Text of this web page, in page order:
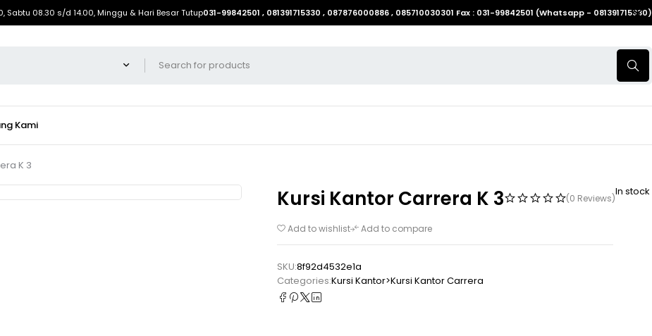
Sabtu 08.30 s/d 14.00, Minggu & Hari Besar Tutup031-99842501 , 081391715330 , 087876000886 , 085710030301 Fax : 031-99842501 (Whatsapp - 081391715330)
Kami
K 3
Kursi Kantor Carrera K 3 (0 Reviews)
In stock
Add to wishlist Add to compare
SKU:8f92d4532e1a
Categories:Kursi Kantor>Kursi Kantor Carrera